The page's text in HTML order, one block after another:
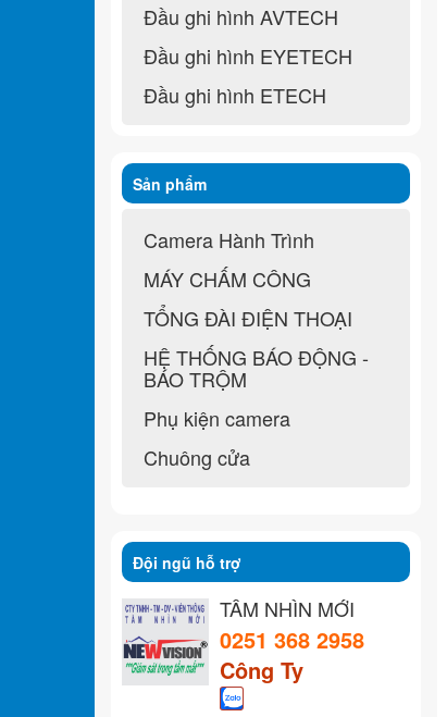
Đầu ghi hình AVTECH
Đầu ghi hình EYETECH
Đầu ghi hình ETECH
Sản phẩm
Camera Hành Trình
MÁY CHẤM CÔNG
TỔNG ĐÀI ĐIỆN THOẠI
HỆ THỐNG BÁO ĐỘNG -
BÁO TRỘM
Phụ kiện camera
Chuông cửa
Đội ngũ hỗ trợ
TẦM NHÌN MỚI
0251 368 2958
Công Ty